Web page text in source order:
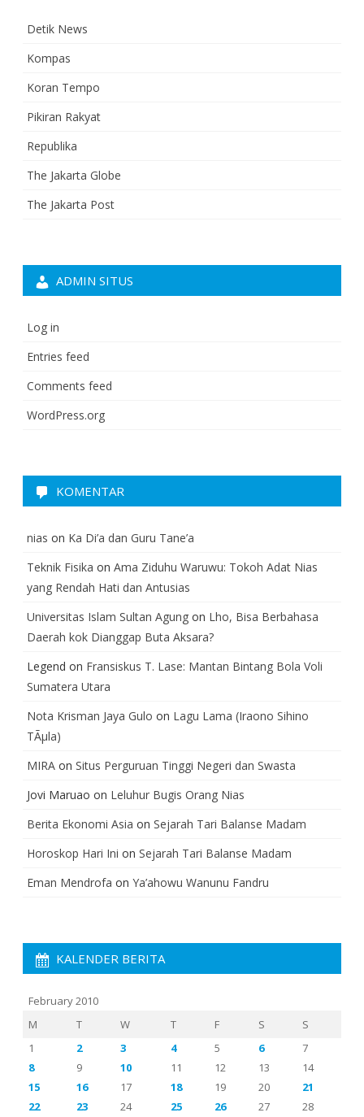
Detik News
Kompas
Koran Tempo
Pikiran Rakyat
Republika
The Jakarta Globe
The Jakarta Post
ADMIN SITUS
Log in
Entries feed
Comments feed
WordPress.org
KOMENTAR
nias on Ka Di’a dan Guru Tane’a
Teknik Fisika on Ama Ziduhu Waruwu: Tokoh Adat Nias
yang Rendah Hati dan Antusias
Universitas Islam Sultan Agung on Lho, Bisa Berbahasa
Daerah kok Dianggap Buta Aksara?
Legend on Fransiskus T. Lase: Mantan Bintang Bola Voli
Sumatera Utara
Nota Krisman Jaya Gulo on Lagu Lama (Iraono Sihino
TÃµla)
MIRA on Situs Perguruan Tinggi Negeri dan Swasta
Jovi Maruao on Leluhur Bugis Orang Nias
Berita Ekonomi Asia on Sejarah Tari Balanse Madam
Horoskop Hari Ini on Sejarah Tari Balanse Madam
Eman Mendrofa on Ya’ahowu Wanunu Fandru
KALENDER BERITA
February 2010
M
T W T F S
S
1
2 3 4 5 6
7
8
9 10 11 12 13
14
15
16 17 18 19 20
21
22
23 24 25 26 27 28